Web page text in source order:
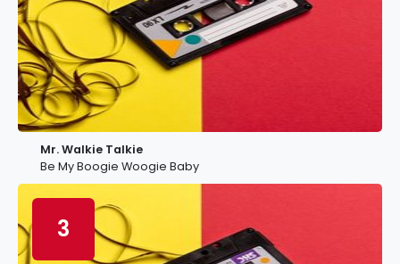
Mr. Walkie Talkie
Be My Boogie Woogie Baby
3